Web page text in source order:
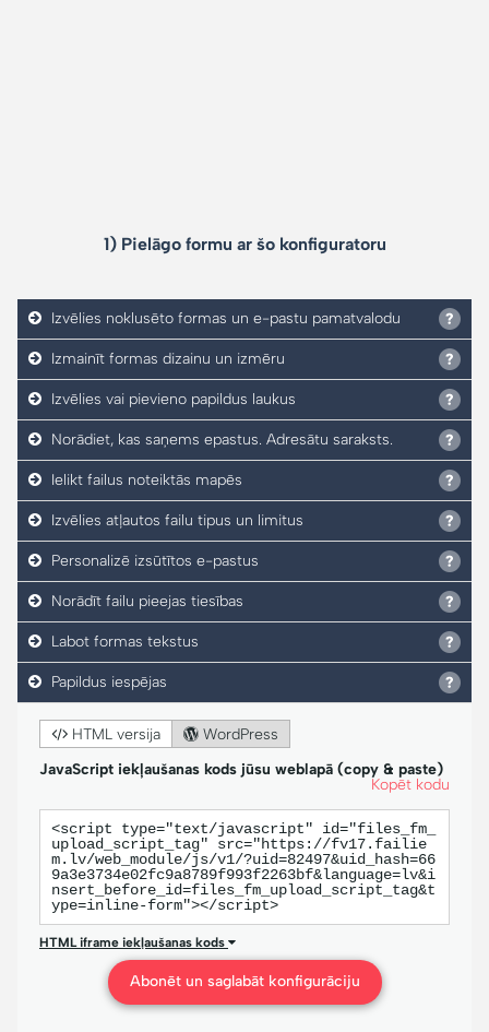
1) Pielāgo formu ar šo konfiguratoru
Izvēlies noklusēto formas un e-pastu pamatvalodu
Izmainīt formas dizainu un izmēru
Izvēlies vai pievieno papildus laukus
Norādiet, kas saņems epastus. Adresātu saraksts.
Ielikt failus noteiktās mapēs
Izvēlies atļautos failu tipus un limitus
Personalizē izsūtītos e-pastus
Norādīt failu pieejas tiesības
Labot formas tekstus
Papildus iespējas
HTML versija
WordPress
JavaScript iekļaušanas kods jūsu weblapā (copy & paste)
Kopēt kodu
<script type="text/javascript" id="files_fm_
upload_script_tag" src="https://fv17.failie
m.lv/web_module/js/v1/?uid=82497&uid_hash=66
9a3e3734e02fc9a8789f993f2263bf&language=lv&i
nsert_before_id=files_fm_upload_script_tag&t
ype=inline-form"></script>
HTML iframe iekļaušanas kods
Abonēt un saglabāt konfigurāciju